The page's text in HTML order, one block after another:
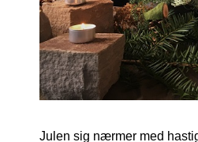
Julen sig nærmer med